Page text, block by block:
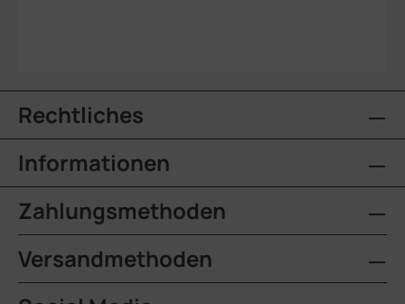
Rechtliches
Informationen
Zahlungsmethoden
Versandmethoden